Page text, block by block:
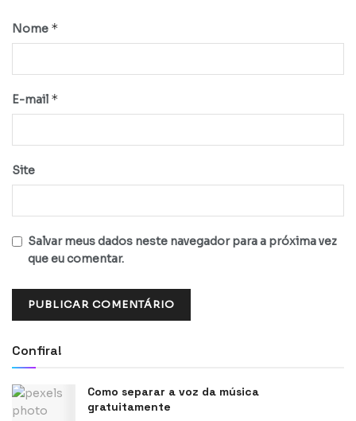
Nome *
E-mail *
Site
Salvar meus dados neste navegador para a próxima vez
que eu comentar.
Confira!
Como separar a voz da música
gratuitamente